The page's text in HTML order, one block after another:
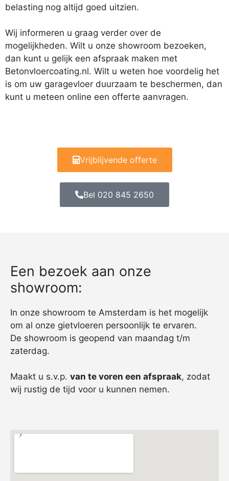
belasting nog altijd goed uitzien.
Wij informeren u graag verder over de
mogelijkheden. Wilt u onze showroom bezoeken,
dan kunt u gelijk een afspraak maken met
Betonvloercoating.nl. Wilt u weten hoe voordelig het
is om uw garagevloer duurzaam te beschermen, dan
kunt u meteen online een offerte aanvragen.
Vrijblijvende offerte
Bel 020 845 2650
Een bezoek aan onze
showroom:
In onze showroom te Amsterdam is het mogelijk
om al onze gietvloeren persoonlijk te ervaren.
De showroom is geopend van maandag t/m
zaterdag.
Maakt u s.v.p. van te voren een afspraak, zodat
wij rustig de tijd voor u kunnen nemen.